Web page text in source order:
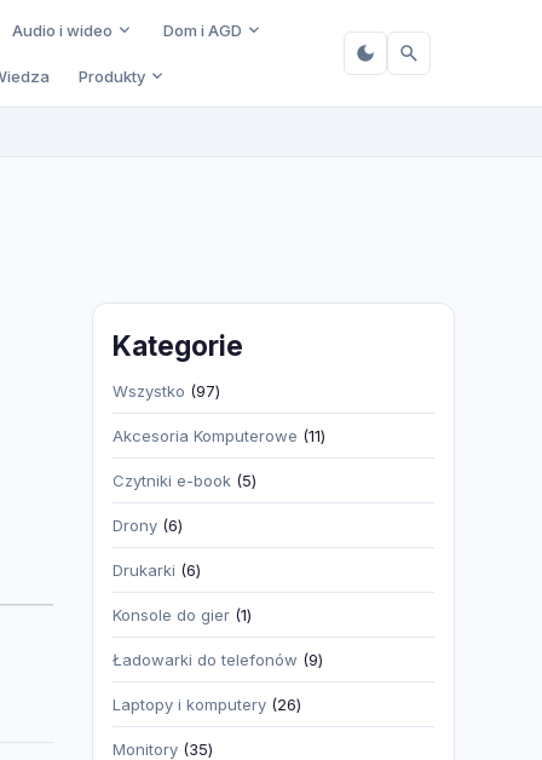
Audio i wideo Dom i AGD
Produkty
Kategorie
Wszystko 9797
produktów
Akcesoria Komputerowe
1111
produktów
Czytniki e-book
55
produktów
Drony 66
produktów
Drukarki
66
produktów
Konsole do gier 11
produkt
Ładowarki do telefonów
99
produktów
Laptopy i komputery
2626
produktów
Monitory
3535